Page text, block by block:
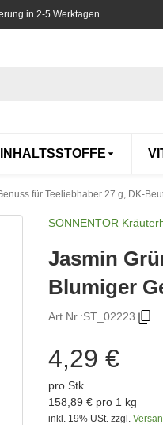
in 2-5 Werktagen
INHALTSSTOFFE
für Teeliebhaber 27 g, DK-
SONNENTOR
Jasmin
Blumiger
Art.Nr.:ST_02223
4,29 €
pro Stk
158,89 € pro 1 kg
inkl. 19% USt. zzgl.